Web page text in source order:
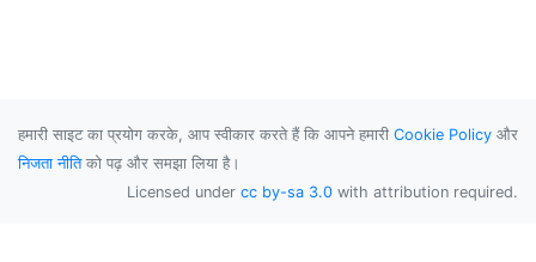
हमारी साइट का प्रयोग करके, आप स्वीकार करते हैं कि आपने हमारी Cookie Policy और
निजता नीतिको पढ़ और समझा लिया है।
Licensed under cc by-sa 3.0 with attribution required.